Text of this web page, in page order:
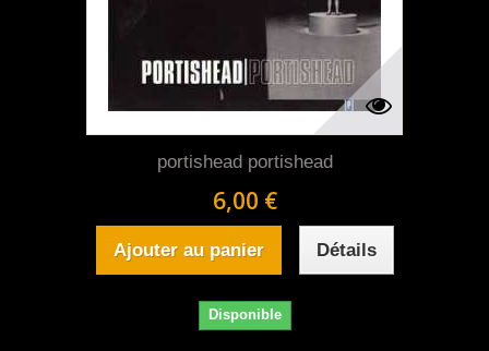
portishead portishead
6,00 €
Ajouter au panier Détails
Disponible